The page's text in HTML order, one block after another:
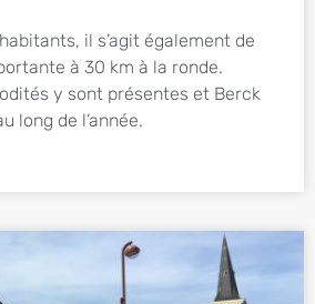
il s’agit également de
à 30 km à la ronde.
y sont présentes et Berck
long de l’année.